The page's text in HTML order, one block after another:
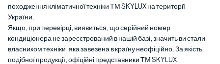
походження кліматичної техніки ТМ SKYLUX на території
України.
Якщо, при перевірці, виявиться, що серійний номер
кондиціонера не зареєстрований в нашій базі, значить ви стали
власником техніки, яка завезена в країну неофіційно. За якість
подібної продукції, офіційні представники ТМ SKYLUX